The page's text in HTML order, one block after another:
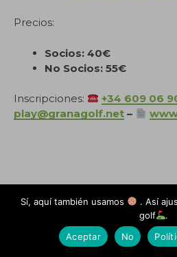
Precios:
Socios: 40€
No Socios: 55€
Inscripciones: +34 609 06
play@granagolf.net –
.
Sí, aquí también usamos
. Así
golf
.
Aceptar
No